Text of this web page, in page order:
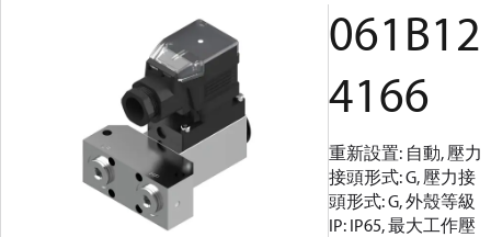
061B12
4166
重新設置: 自動, 壓力
接頭形式: G, 壓力接
頭形式: G, 外殼等級
IP: IP65, 最大工作壓